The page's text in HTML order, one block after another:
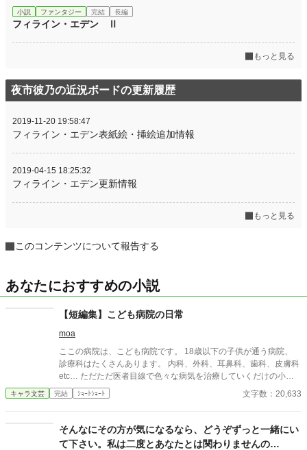
小説 ファンタジー 完結 長編
フィライン・エデン Ⅱ
もっと見る
夜市彼乃の近況ボードの更新履歴
2019-11-20 19:58:47
フィライン・エデン表紙絵・挿絵追加情報
2019-04-15 18:25:32
フィライン・エデン更新情報
もっと見る
このコンテンツについて報告する
あなたにおすすめの小説
【短編集】こども病院の日常
moa
ここの病院は、こども病院です。 18歳以下の子供が通う病院、
診療科はたくさんあります。 内科、外科、耳鼻科、歯科、皮膚科
etc… ただただ医者目線で色々な病気を治療していくだけの小説
です。 恋愛要素などは一切ありません。 密着病院24時！的な感
じです。 人物像などは表記していない為、読者様のご想像にお任
ください。 歯科以外の医療知識はそこまで詳しくないのですみま
せんがご了承ください。
キャラ文芸 完結 ｼｮｰﾄｼｮｰﾄ 文字数：20,633
そんなにその方が気になるなら、どうぞずっと一緒にい
て下さい。私は二度とあなたとは関わりませんの